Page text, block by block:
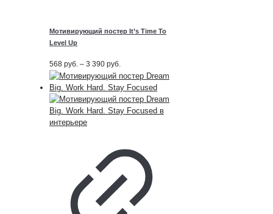
Мотивирующий постер It’s Time To
Level Up
568 руб. – 3 390 руб.
цен:
568
руб.
–